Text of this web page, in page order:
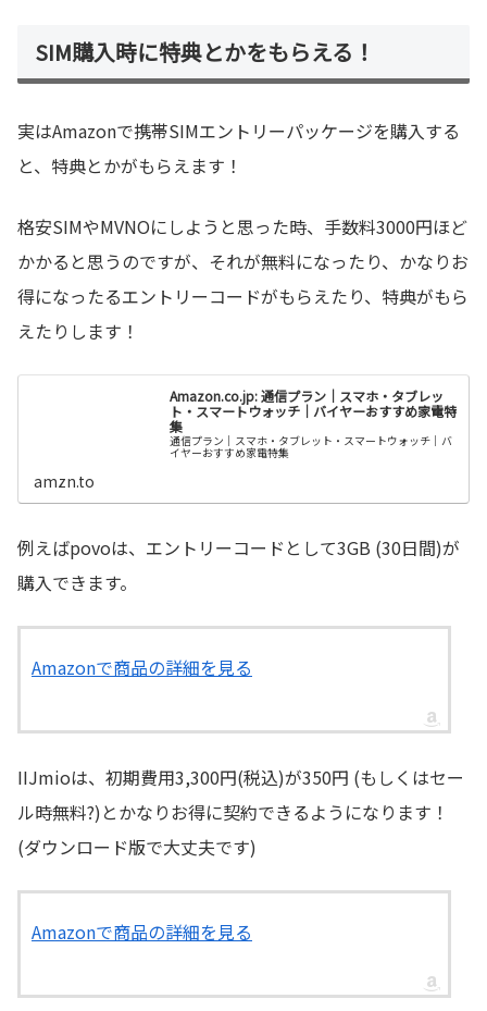
SIM購入時に特典とかをもらえる！
実はAmazonで携帯SIMエントリーパッケージを購入する
と、特典とかがもらえます！
格安SIMやMVNOにしようと思った時、手数料3000円ほど
かかると思うのですが、それが無料になったり、かなりお
得になったるエントリーコードがもらえたり、特典がもら
えたりします！
Amazon.co.jp: 通信プラン｜スマホ・タブレッ
ト・スマートウォッチ｜バイヤーおすすめ家電特
集
通信プラン｜スマホ・タブレット・スマートウォッチ｜バ
イヤーおすすめ家電特集
amzn.to
例えばpovoは、エントリーコードとして3GB (30日間)が
購入できます。
Amazonで商品の詳細を見る
IIJmioは、初期費用3,300円(税込)が350円 (もしくはセー
ル時無料?)とかなりお得に契約できるようになります！
(ダウンロード版で大丈夫です)
Amazonで商品の詳細を見る